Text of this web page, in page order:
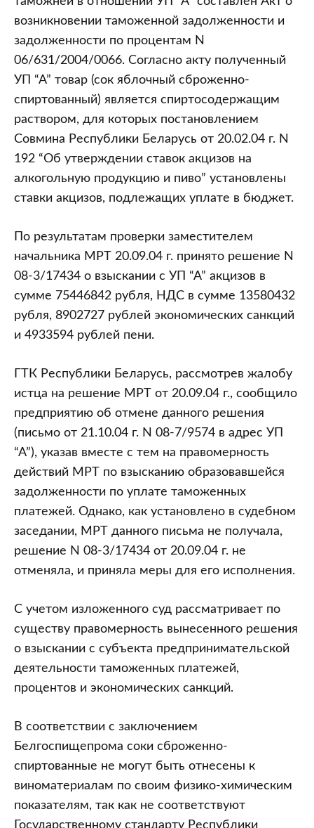
возникновении таможенной задолженности и
задолженности по процентам N
06/631/2004/0066. Согласно акту полученный
УП “А” товар (сок яблочный сброженно-
спиртованный) является спиртосодержащим
раствором, для которых постановлением
Совмина Республики Беларусь от 20.02.04 г. N
192 “Об утверждении ставок акцизов на
алкогольную продукцию и пиво” установлены
ставки акцизов, подлежащих уплате в бюджет.
По результатам проверки заместителем
начальника МРТ 20.09.04 г. принято решение N
08-3/17434 о взыскании с УП “А” акцизов в
сумме 75446842 рубля, НДС в сумме 13580432
рубля, 8902727 рублей экономических санкций
и 4933594 рублей пени.
ГТК Республики Беларусь, рассмотрев жалобу
истца на решение МРТ от 20.09.04 г., сообщило
предприятию об отмене данного решения
(письмо от 21.10.04 г. N 08-7/9574 в адрес УП
“А”), указав вместе с тем на правомерность
действий МРТ по взысканию образовавшейся
задолженности по уплате таможенных
платежей. Однако, как установлено в судебном
заседании, МРТ данного письма не получала,
решение N 08-3/17434 от 20.09.04 г. не
отменяла, и приняла меры для его исполнения.
С учетом изложенного суд рассматривает по
существу правомерность вынесенного решения
о взыскании с субъекта предпринимательской
деятельности таможенных платежей,
процентов и экономических санкций.
В соответствии с заключением
Белгоспищепрома соки сброженно-
спиртованные не могут быть отнесены к
виноматериалам по своим физико-химическим
показателям, так как не соответствуют
Государственному стандарту Республики